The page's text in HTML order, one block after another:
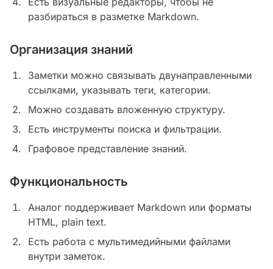
разбираться в разметке Markdown.
Организация знаний
Заметки можно связывать двунаправленными
ссылками, указывать теги, категории.
Можно создавать вложенную структуру.
Есть инструменты поиска и фильтрации.
Графовое представление знаний.
Функциональность
Аналог поддерживает Markdown или форматы
HTML, plain text.
Есть работа с мультимедийными файлами
внутри заметок.